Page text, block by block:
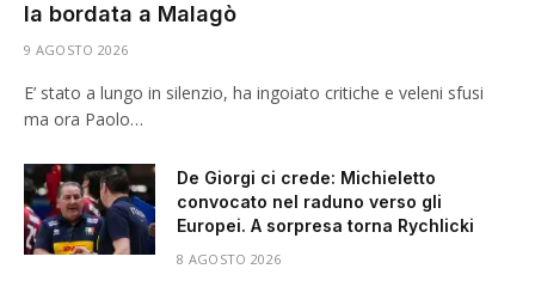
la bordata a Malagò
9 AGOSTO 2026
E’ stato a lungo in silenzio, ha ingoiato critiche e veleni sfusi
ma ora Paolo…
De Giorgi ci crede: Michieletto
convocato nel raduno verso gli
Europei. A sorpresa torna Rychlicki
8 AGOSTO 2026